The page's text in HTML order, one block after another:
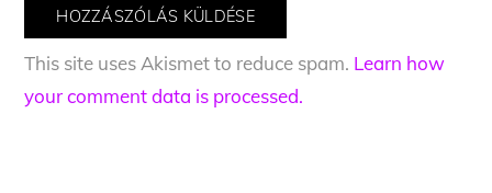
This site uses Akismet to reduce spam. Learn how
your comment data is processed.